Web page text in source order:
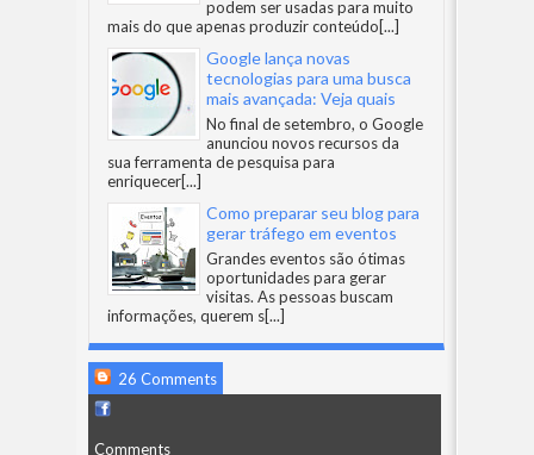
podem ser usadas para muito
mais do que apenas produzir conteúdo[...]
Google lança novas
tecnologias para uma busca
mais avançada: Veja quais
No final de setembro, o Google
anunciou novos recursos da
sua ferramenta de pesquisa para
enriquecer[...]
Como preparar seu blog para
gerar tráfego em eventos
Grandes eventos são ótimas
oportunidades para gerar
visitas. As pessoas buscam
informações, querem s[...]
26 Comments
Comments